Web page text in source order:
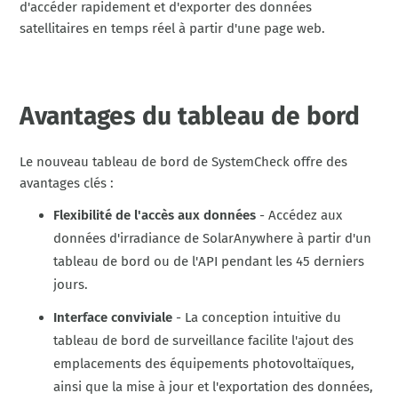
d'accéder rapidement et d'exporter des données
satellitaires en temps réel à partir d'une page web.
Avantages du tableau de bord
Le nouveau tableau de bord de SystemCheck offre des
avantages clés :
Flexibilité de l'accès aux données- Accédez aux
données d'irradiance de SolarAnywhere à partir d'un
tableau de bord ou de l'API pendant les 45 derniers
jours.
Interface conviviale- La conception intuitive du
tableau de bord de surveillance facilite l'ajout des
emplacements des équipements photovoltaïques,
ainsi que la mise à jour et l'exportation des données,